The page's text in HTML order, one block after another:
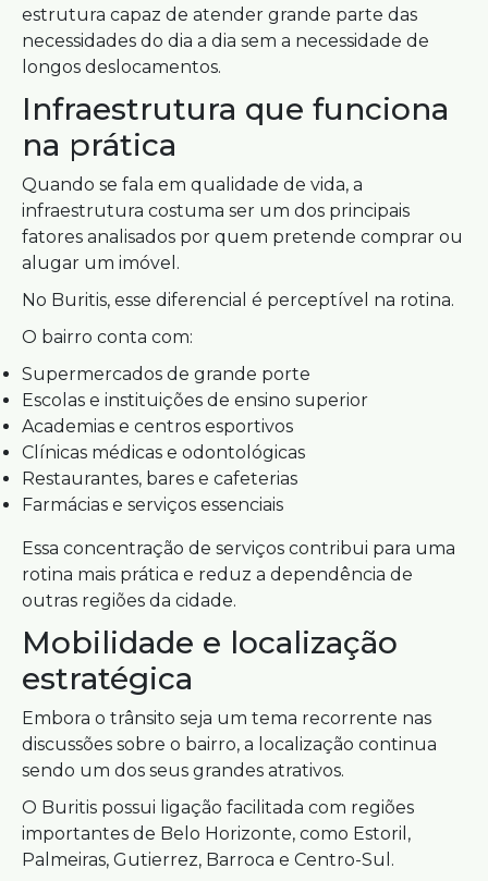
estrutura capaz de atender grande parte das
necessidades do dia a dia sem a necessidade de
longos deslocamentos.
Infraestrutura que funciona
na prática
Quando se fala em qualidade de vida, a
infraestrutura costuma ser um dos principais
fatores analisados por quem pretende comprar ou
alugar um imóvel.
No Buritis, esse diferencial é perceptível na rotina.
O bairro conta com:
Supermercados de grande porte
Escolas e instituições de ensino superior
Academias e centros esportivos
Clínicas médicas e odontológicas
Restaurantes, bares e cafeterias
Farmácias e serviços essenciais
Essa concentração de serviços contribui para uma
rotina mais prática e reduz a dependência de
outras regiões da cidade.
Mobilidade e localização
estratégica
Embora o trânsito seja um tema recorrente nas
discussões sobre o bairro, a localização continua
sendo um dos seus grandes atrativos.
O Buritis possui ligação facilitada com regiões
importantes de Belo Horizonte, como Estoril,
Palmeiras, Gutierrez, Barroca e Centro-Sul.